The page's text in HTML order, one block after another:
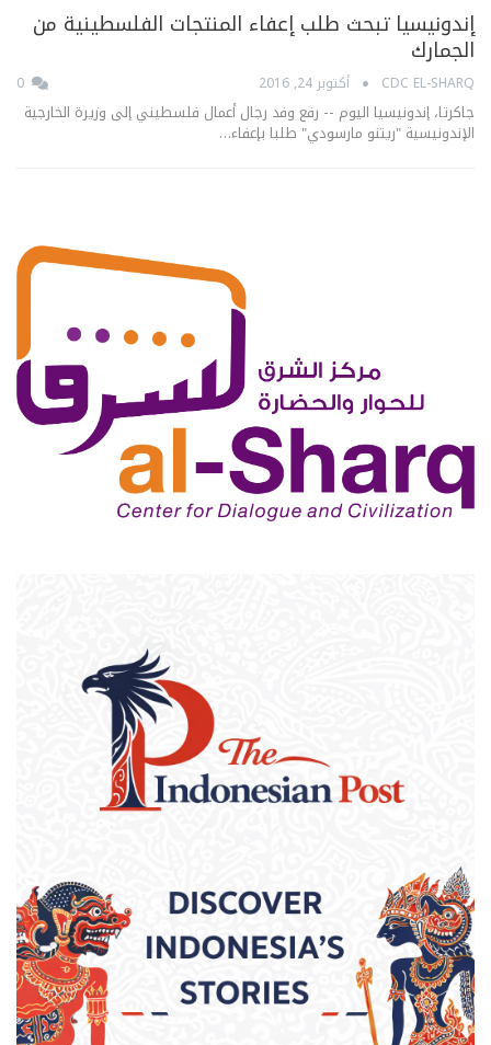
إندونيسيا تبحث طلب إعفاء المنتجات الفلسطينية من
الجمارك
CDC EL-SHARQ أكتوبر 24, 2016
جاكرتا، إندونيسيا اليوم -- رفع وفد رجال أعمال فلسطيني إلى وزيرة الخارجية
الإندونيسية "ريتنو مارسودي" طلبا بإعفاء…